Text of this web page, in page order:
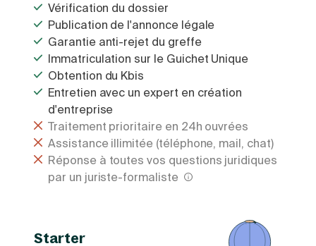
Vérification du dossier
Publication de l'annonce légale
Garantie anti-rejet du greffe
Immatriculation sur le Guichet Unique
Obtention du Kbis
Entretien avec un expert en création
d'entreprise
Traitement prioritaire en 24h ouvrées
Assistance illimitée (téléphone, mail, chat)
Réponse à toutes vos questions juridiques
par un juriste-formaliste
Starter